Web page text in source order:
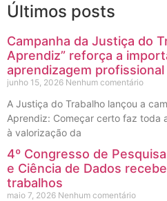
Últimos posts
Campanha da Justiça do
Aprendiz” reforça a
aprendizagem profissional
junho 15, 2026 Nenhum comentário
A Justiça do Trabalho lançou a
Aprendiz: Começar certo faz toda
à valorização da
4º Congresso de
e Ciência de Dados
trabalhos
maio 7, 2026 Nenhum comentário